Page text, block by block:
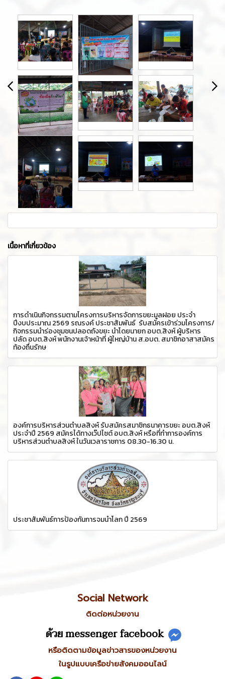
เนื้อหาที่เกี่ยวข้อง
การดำเนินกิจกรรมตามโครงการบริหารจัดการขยะมูลฝอย ประจำ
ปีงบประมาณ 2569 รณรงค์ ประชาสัมพันธ์ รับสมัครเข้าร่วมโครงการ/
กิจกรรมนำร่องชุมชนปลอดถังขยะ นำโดยนายก อบต.สิงห์ ผู้บริหาร
ปลัด อบต.สิงห์ พนักงานเจ้าหน้าที่ ผู้ใหญ่บ้าน ส.อบต. สมาชิกอาสาสมัคร
ท้องถื่นรักษ
องค์การบริหารส่วนตำบลสิงห์ รับสมัครสมาชิกธนาคารขยะ อบต.สิงห์
ประจำปี 2569 สมัครได้ทางเว๊ปไซต์ อบต.สิงห์ หรือที่ทำการองค์การ
บริหารส่วนตำบลสิงห์ ในวันเวลาราชการ 08.30-16.30 น.
ประชาสัมพันธ์การป้องกันการจมน้ำโลก ปี 2569
Social Network
ติดต่อหน่วยงาน
ด้วย messenger facebook
หรือติดตามข้อมูลข่าวสารของหน่วยงาน
ในรูปแบบเครือข่ายสังคมออนไลน์